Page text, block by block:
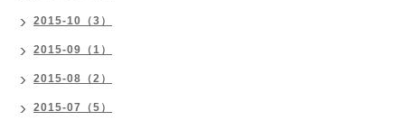
2015-10（3）
2015-09（1）
2015-08（2）
2015-07（5）